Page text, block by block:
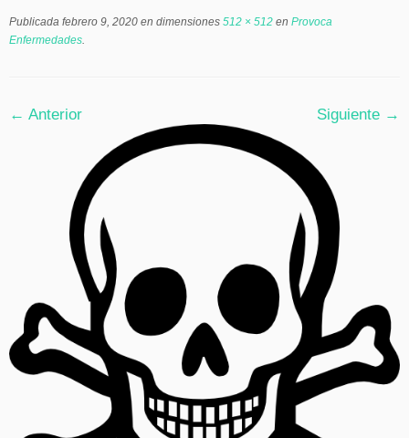
Publicada febrero 9, 2020 en dimensiones 512 × 512 en Provoca
Enfermedades.
← Anterior Siguiente →